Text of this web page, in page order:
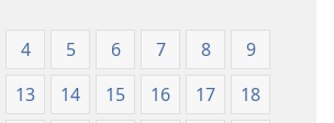
2013)2013)
4 5 6 7 8
9
13 14 15 16 17
18